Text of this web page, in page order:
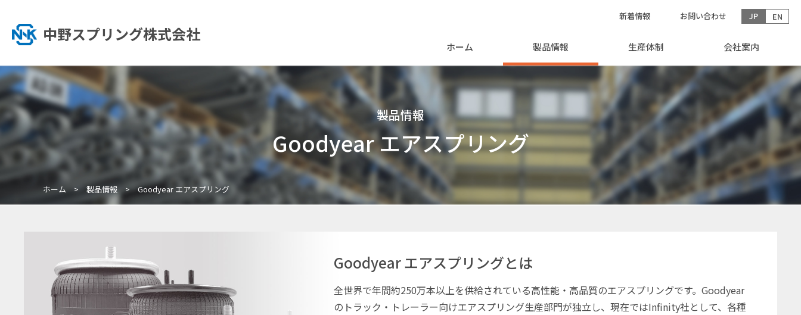
中野スプリング株式会社
新着情報 お問い合わせ JP EN
ホーム 製品情報 生産体制 会社案内
製品情報
Goodyear エアスプリング
ホーム 製品情報 Goodyear エアスプリング
Goodyear エアスプリングとは
全世界で年間約250万本以上を供給されている高性能・高品質のエアスプリングです。Goodyear
のトラック・トレーラー向けエアスプリング生産部門が独立し、現在ではInfinity社として、各種